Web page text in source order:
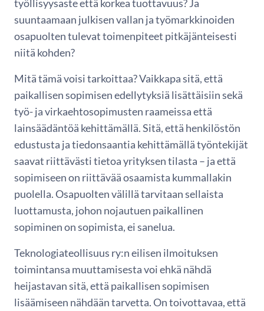
työllisyysaste että korkea tuottavuus? Ja
suuntaamaan julkisen vallan ja työmarkkinoiden
osapuolten tulevat toimenpiteet pitkäjänteisesti
niitä kohden?
Mitä tämä voisi tarkoittaa? Vaikkapa sitä, että
paikallisen sopimisen edellytyksiä lisättäisiin sekä
työ- ja virkaehtosopimusten raameissa että
lainsäädäntöä kehittämällä. Sitä, että henkilöstön
edustusta ja tiedonsaantia kehittämällä työntekijät
saavat riittävästi tietoa yrityksen tilasta – ja että
sopimiseen on riittävää osaamista kummallakin
puolella. Osapuolten välillä tarvitaan sellaista
luottamusta, johon nojautuen paikallinen
sopiminen on sopimista, ei sanelua.
Teknologiateollisuus ry:n eilisen ilmoituksen
toimintansa muuttamisesta voi ehkä nähdä
heijastavan sitä, että paikallisen sopimisen
lisäämiseen nähdään tarvetta. On toivottavaa, että